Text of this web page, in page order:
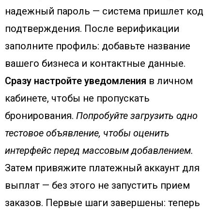
надежный пароль — система пришлет код
подтверждения. После верификации
заполните профиль: добавьте название
вашего бизнеса и контактные данные.
Сразу настройте уведомления в личном
кабинете, чтобы не пропускать
бронирования. Попробуйте загрузить одно
тестовое объявление, чтобы оценить
интерфейс перед массовым добавлением.
Затем привяжите платежный аккаунт для
выплат — без этого не запустить прием
заказов. Первые шаги завершены: теперь